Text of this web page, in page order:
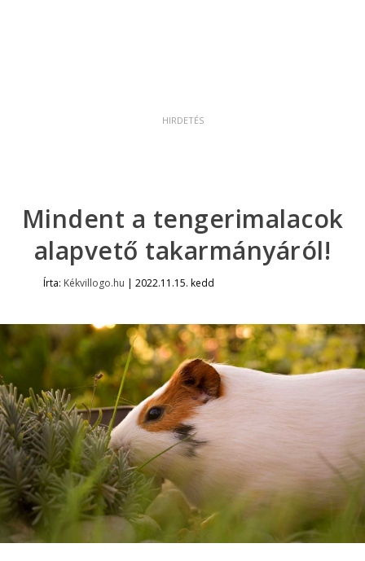
Mindent a tengerimalacok
alapvető takarmányáról!
Írta: Kékvillogo.hu | 2022.11.15. kedd